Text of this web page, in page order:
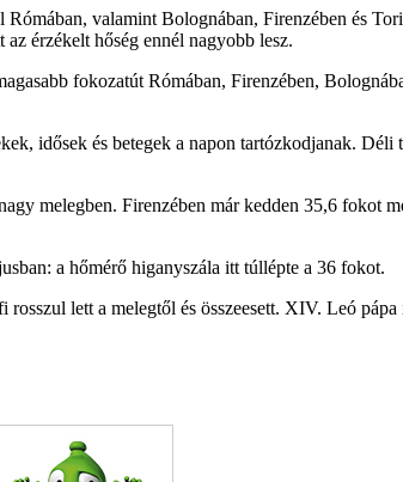
valamint Bolognában, Firenzében és
érzékelt hőség ennél nagyobb lesz.
fokozatút Rómában, Firenzében,
idősek és betegek a napon tartózkodjanak.
melegben. Firenzében már kedden 35,6 fokot
a hőmérő higanyszála itt túllépte a 36 fokot.
lett a melegtől és összeesett. XIV. Leó